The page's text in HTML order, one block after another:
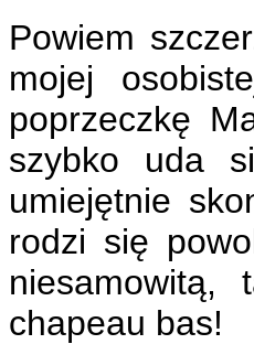
Powiem
mojej
poprzeczkę
szybko uda
umiejętnie
rodzi się
niesamowitą,
chapeau bas!